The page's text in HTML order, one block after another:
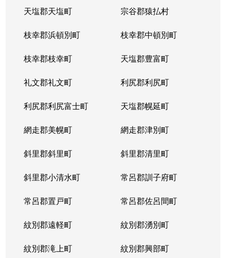
天塩郡天塩町 宗谷郡猿払村
枝幸郡浜頓別町 枝幸郡中頓別町
枝幸郡枝幸町 天塩郡豊富町
礼文郡礼文町 利尻郡利尻町
利尻郡利尻富士町 天塩郡幌延町
網走郡美幌町 網走郡津別町
斜里郡斜里町 斜里郡清里町
斜里郡小清水町 常呂郡訓子府町
常呂郡置戸町 常呂郡佐呂間町
紋別郡遠軽町 紋別郡湧別町
紋別郡滝上町 紋別郡興部町